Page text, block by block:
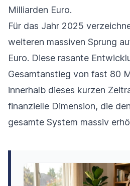
Milliarden Euro.
Für das Jahr 2025
weiteren massiven Sprung
Euro. Diese rasante
Gesamtanstieg von fast 80
innerhalb dieses kurzen
finanzielle Dimension, die
gesamte System massiv